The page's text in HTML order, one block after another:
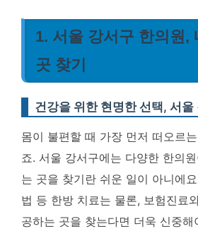
1. 서울 강서구 한의원,
곳 찾기
건강을 위한 현명한 선택, 서울
몸이 불편할 때 가장 먼저 떠오르
죠. 서울 강서구에는 다양한 한의
는 곳을 찾기란 쉬운 일이 아니에
법 등 한방 치료는 물론, 보험진료
공하는 곳을 찾는다면 더욱 신중해